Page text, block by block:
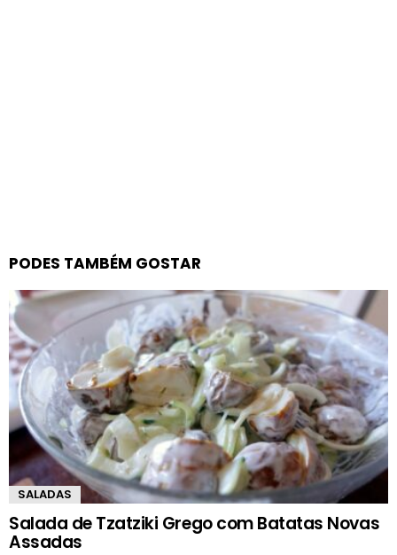
PODES TAMBÉM GOSTAR
SALADAS
Salada de Tzatziki Grego com Batatas Novas
Assadas